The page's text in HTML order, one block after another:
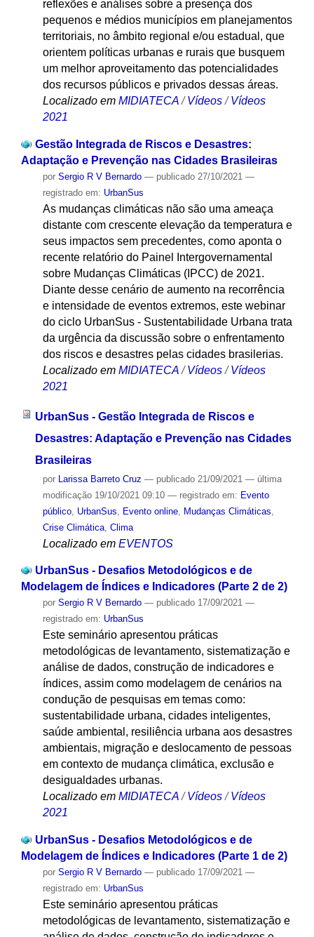
reflexões e análises sobre a presença dos
pequenos e médios municípios em planejamentos
territoriais, no âmbito regional e/ou estadual, que
orientem políticas urbanas e rurais que busquem
um melhor aproveitamento das potencialidades
dos recursos públicos e privados dessas áreas.
Localizado em MIDIATECA /Vídeos /Vídeos
2021
Gestão Integrada de Riscos e Desastres:
Adaptação e Prevenção nas Cidades Brasileiras
por Sergio R V Bernardo — publicado27/10/2021 —
registrado em: UrbanSus
As mudanças climáticas não são uma ameaça
distante com crescente elevação da temperatura e
seus impactos sem precedentes, como aponta o
recente relatório do Painel Intergovernamental
sobre Mudanças Climáticas (IPCC) de 2021.
Diante desse cenário de aumento na recorrência
e intensidade de eventos extremos, este webinar
do ciclo UrbanSus - Sustentabilidade Urbana trata
da urgência da discussão sobre o enfrentamento
dos riscos e desastres pelas cidades brasilerias.
Localizado em MIDIATECA /Vídeos /Vídeos
2021
UrbanSus - Gestão Integrada de Riscos e
Desastres: Adaptação e Prevenção nas Cidades
Brasileiras
por Larissa Barreto Cruz — publicado21/09/2021 — última
modificação19/10/2021 09:10 — registrado em: Evento
público, UrbanSus Evento online, Mudanças Climáticas
Crise Climática, Clima
Localizado em EVENTOS
UrbanSus - Desafios Metodológicos e de
Modelagem de Índices e Indicadores (Parte 2 de 2)
por Sergio R V Bernardo — publicado17/09/2021 —
registrado em: UrbanSus
Este seminário apresentou práticas
metodológicas de levantamento, sistematização e
análise de dados, construção de indicadores e
índices, assim como modelagem de cenários na
condução de pesquisas em temas como:
sustentabilidade urbana, cidades inteligentes,
saúde ambiental, resiliência urbana aos desastres
ambientais, migração e deslocamento de pessoas
em contexto de mudança climática, exclusão e
desigualdades urbanas.
Localizado em MIDIATECA / Vídeos / Vídeos
2021
UrbanSus - Desafios Metodológicos e de
Modelagem de Índices e Indicadores (Parte 1 de 2)
por Sergio R V Bernardo — publicado17/09/2021 —
registrado em: UrbanSus
Este seminário apresentou práticas
metodológicas de levantamento, sistematização e